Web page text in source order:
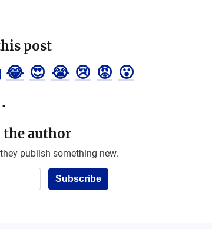
post
😂 😍 😭 😢 😡 😮
the author
publish something new.
Subscribe